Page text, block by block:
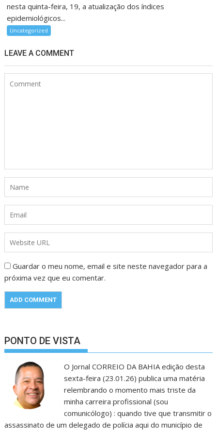
nesta quinta-feira, 19, a atualização dos índices
epidemiológicos...
Uncategorized
LEAVE A COMMENT
Guardar o meu nome, email e site neste navegador para a
próxima vez que eu comentar.
PONTO DE VISTA
O Jornal CORREIO DA BAHIA edição desta
sexta-feira (23.01.26) publica uma matéria
relembrando o momento mais triste da
minha carreira profissional (sou
comunicólogo) : quando tive que transmitir o
assassinato de um delegado de polícia aqui do município de